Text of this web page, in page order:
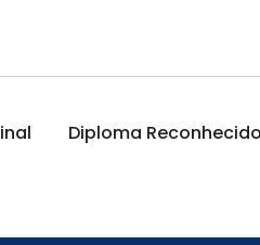
Diploma